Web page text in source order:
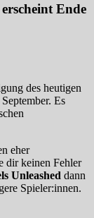
Ende
des heutigen
Es
eher
dir keinen Fehler
Unleashed dann
Spieler:innen.